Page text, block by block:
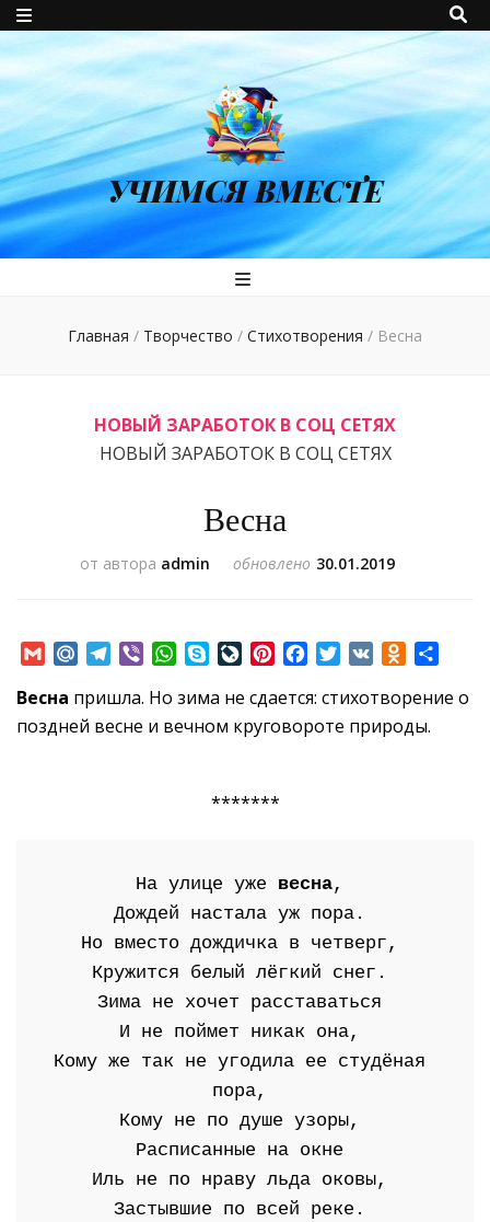
УЧИМСЯ ВМЕСТЕ
Главная / Творчество / Стихотворения / Весна
НОВЫЙ ЗАРАБОТОК В СОЦ СЕТЯХ
НОВЫЙ ЗАРАБОТОК В СОЦ СЕТЯХ
Весна
от автора admin обновлено 30.01.2019
GmailMail.RuTelegram
Viber WhatsApp
SkypeLiveJournal
PinterestFacebookTwitter
VK
Весна пришла. Но зима не сдается: стихотворение о
поздней весне и вечном круговороте природы.
*******
На улице уже весна,
Дождей настала уж пора.
Но вместо дождичка в четверг,
Кружится белый лёгкий снег.
Зима не хочет расставаться
И не поймет никак она,
Кому же так не угодила ее студёная
пора,
Кому не по душе узоры,
Расписанные на окне
Иль не по нраву льда оковы,
Застывшие по всей реке.